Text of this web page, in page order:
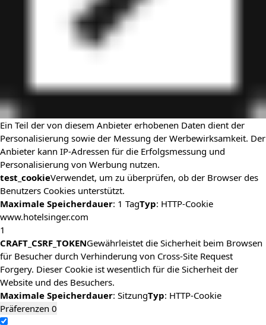
Ein Teil der von diesem Anbieter erhobenen Daten dient der
Personalisierung sowie der Messung der Werbewirksamkeit. Der
Anbieter kann IP-Adressen für die Erfolgsmessung und
Personalisierung von Werbung nutzen.
test_cookieVerwendet, um zu überprüfen, ob der Browser des
Benutzers Cookies unterstützt.
Maximale Speicherdauer: 1 TagTyp: HTTP-Cookie
www.hotelsinger.com
1
CRAFT_CSRF_TOKENGewährleistet die Sicherheit beim Browsen
für Besucher durch Verhinderung von Cross-Site Request
Forgery. Dieser Cookie ist wesentlich für die Sicherheit der
Website und des Besuchers.
Maximale Speicherdauer: SitzungTyp: HTTP-Cookie
Präferenzen 0